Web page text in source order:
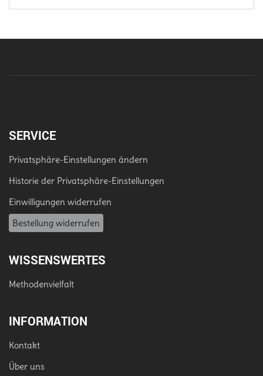
SERVICE
Privatsphäre-Einstellungen ändern
Historie der Privatsphäre-Einstellungen
Einwilligungen widerrufen
Bestellung widerrufen
WISSENSWERTES
Methodenvielfalt
INFORMATION
Kontakt
Über uns